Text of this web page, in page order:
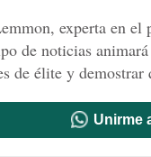
experta en
de noticias
de élite y demostrar
Unirme